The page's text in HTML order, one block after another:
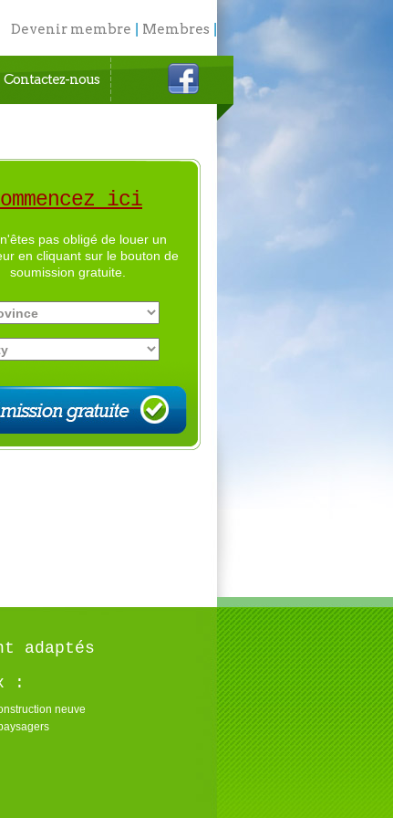
Devenir membre Membres
English
Contactez-nous
ici
pas obligé de louer un
en cliquant sur le bouton de
soumission gratuite.
adaptés
:
neuve